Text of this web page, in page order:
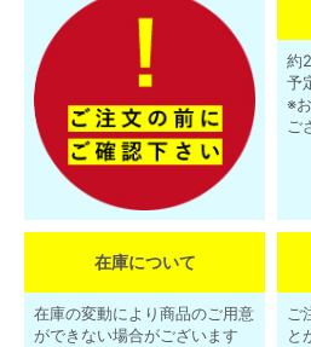
約
予
※
ご
在庫について
在庫の変動により商品のご用意
ができない場合がございます
ご
と